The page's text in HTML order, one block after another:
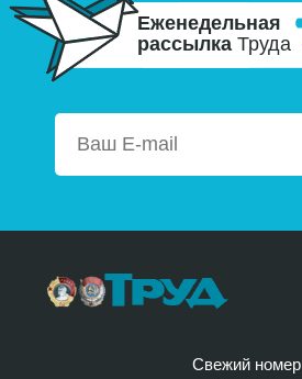
Еженедельная
рассылка Труда
Свежий номер